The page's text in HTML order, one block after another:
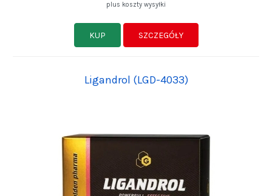
plus koszty wysyłki
KUP SZCZEGÓŁY
Ligandrol (LGD-4033)